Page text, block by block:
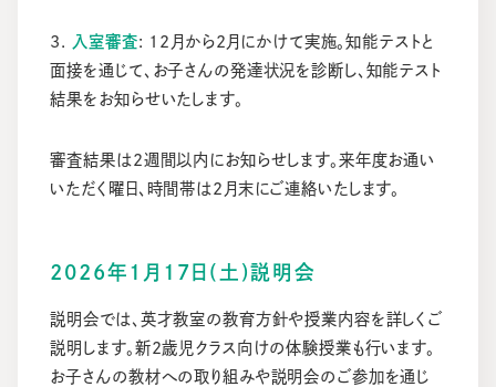
3. 入室審査: 12月から2月にかけて実施。知能テストと
面接を通じて、お子さんの発達状況を診断し、知能テスト
結果をお知らせいたします。
審査結果は2週間以内にお知らせします。来年度お通い
いただく曜日、時間帯は2月末にご連絡いたします。
2026年1月17日(土)説明会
説明会では、英才教室の教育方針や授業内容を詳しくご
説明します。新2歳児クラス向けの体験授業も行います。
お子さんの教材への取り組みや説明会のご参加を通じ